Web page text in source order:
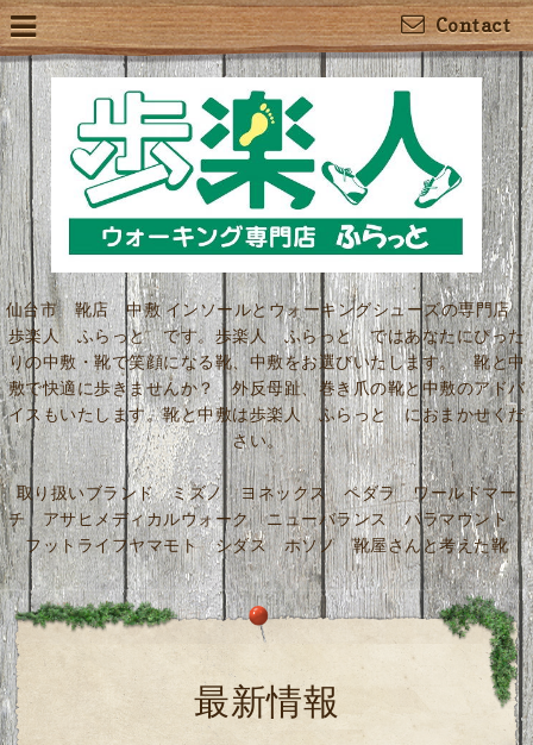
Contact
仙台市 靴店 中敷 インソールとウォーキングシューズの専門店
歩楽人 ふらっと です。歩楽人 ふらっと ではあなたにぴった
りの中敷・靴で笑顔になる靴、中敷をお選びいたします。 靴と中
敷で快適に歩きませんか？ 外反母趾、巻き爪の靴と中敷のアドバ
イスもいたします。靴と中敷は歩楽人 ふらっと におまかせくだ
さい。
取り扱いブランド ミズノ ヨネックス ペダラ ワールドマー
チ アサヒメディカルウォーク ニューバランス パラマウント
フットライフヤマモト シダス ホソノ 靴屋さんと考えた靴
最新情報